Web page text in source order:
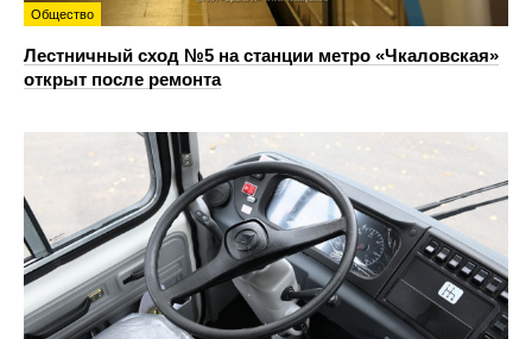
Общество
Лестничный сход №5 на станции метро «Чкаловская»
открыт после ремонта